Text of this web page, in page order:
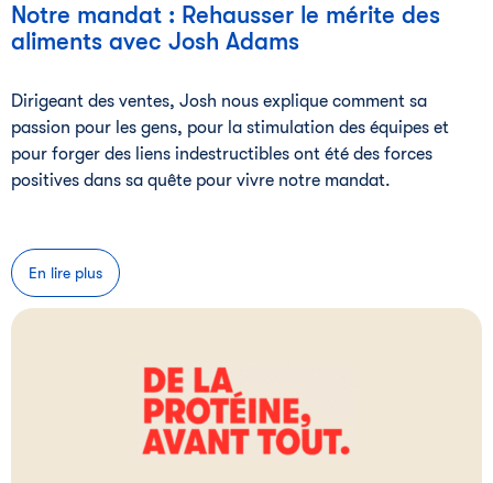
Notre mandat : Rehausser le mérite des
aliments avec Josh Adams
Dirigeant des ventes, Josh nous explique comment sa
passion pour les gens, pour la stimulation des équipes et
pour forger des liens indestructibles ont été des forces
positives dans sa quête pour vivre notre mandat.
En lire plus